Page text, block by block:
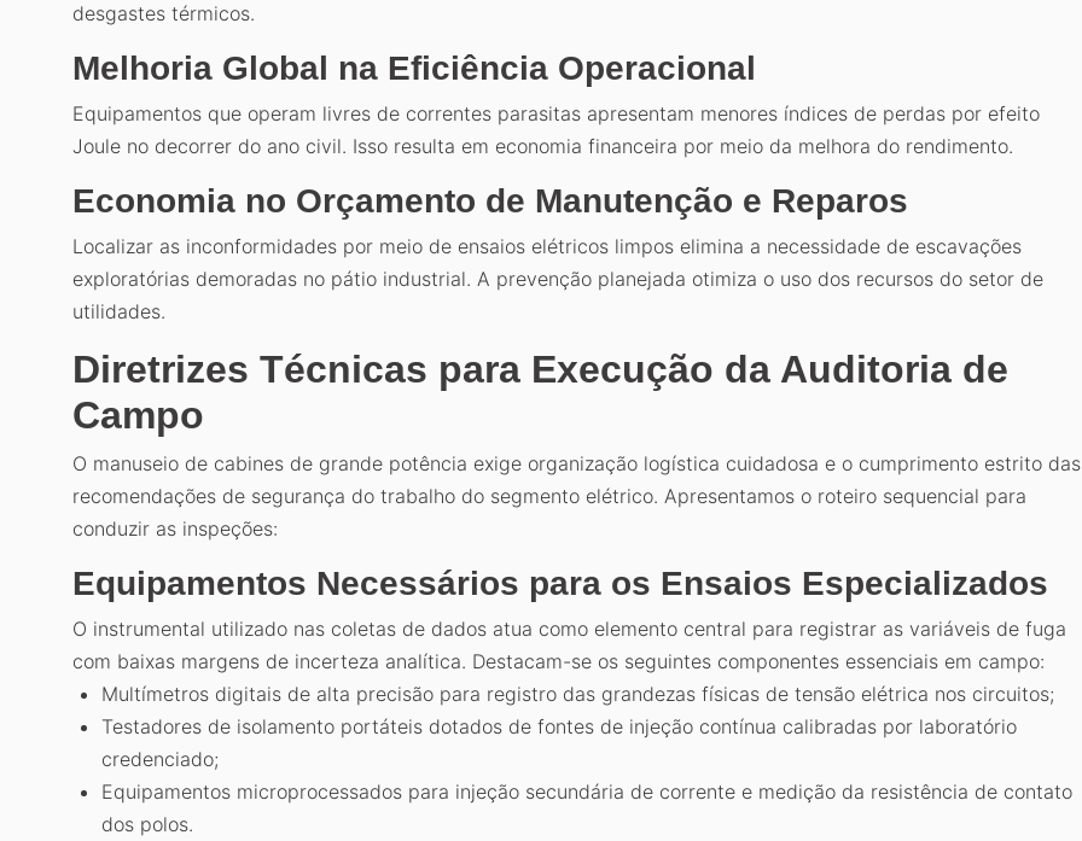
desgastes térmicos.
Melhoria Global na Eficiência Operacional
Equipamentos que operam livres de correntes parasitas apresentam menores índices de perdas por efeito
Joule no decorrer do ano civil. Isso resulta em economia financeira por meio da melhora do rendimento.
Economia no Orçamento de Manutenção e Reparos
Localizar as inconformidades por meio de ensaios elétricos limpos elimina a necessidade de escavações
exploratórias demoradas no pátio industrial. A prevenção planejada otimiza o uso dos recursos do setor de
utilidades.
Diretrizes Técnicas para Execução da Auditoria de
Campo
O manuseio de cabines de grande potência exige organização logística cuidadosa e o cumprimento estrito das
recomendações de segurança do trabalho do segmento elétrico. Apresentamos o roteiro sequencial para
conduzir as inspeções:
Equipamentos Necessários para os Ensaios Especializados
O instrumental utilizado nas coletas de dados atua como elemento central para registrar as variáveis de fuga
com baixas margens de incerteza analítica. Destacam-se os seguintes componentes essenciais em campo:
Multímetros digitais de alta precisão para registro das grandezas físicas de tensão elétrica nos circuitos;
Testadores de isolamento portáteis dotados de fontes de injeção contínua calibradas por laboratório
credenciado;
Equipamentos microprocessados para injeção secundária de corrente e medição da resistência de contato
dos polos.